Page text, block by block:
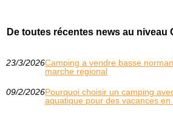
De toutes récentes news au niveau
23/3/2026Camping a vendre basse
marche regional
09/2/2026Pourquoi choisir un camping
aquatique pour des vacances en